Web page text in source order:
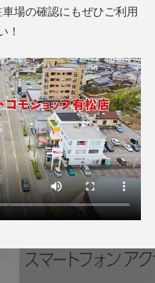
場の確認にもぜひご利用
！